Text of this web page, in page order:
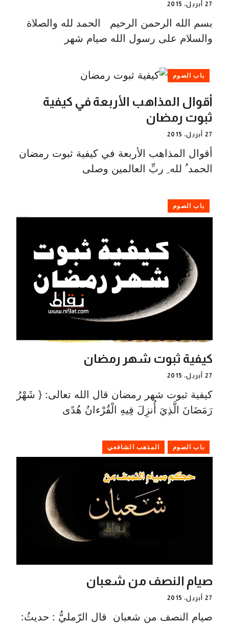
27 أبريل، 2015
بسم الله الرحمن الرحيم الحمد لله والصلاة
والسلام على رسول الله صيام شهر
باب الصوم
أقوال المذاهب الأربعة في كيفية
ثبوت رمضان
27 أبريل، 2015
أقوال المذاهب الأربعة في كيفية ثبوت رمضان
الحمد ُ لله ِ ربِّ العالمين وصلى
باب الصوم
كيفية ثبوت شهر رمضان
27 أبريل، 2015
كيفية ثبوت شهر رمضان قال الله تعالى: { شَهْرُ
رَمَضَانَ الَّذِيَ أُنزِلَ فِيهِ الْقُرْءانُ هُدًى
باب الصوم المذهب الشافعي
صيام النصف من شعبان
27 أبريل، 2015
صيام النصف من شعبان قال الرّمليُّ : حديثُ: